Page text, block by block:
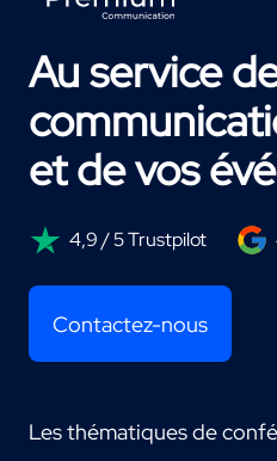
Au service
et de vos
4,9 / 5 Trustpilot
Contactez-nous
Les thématiques de